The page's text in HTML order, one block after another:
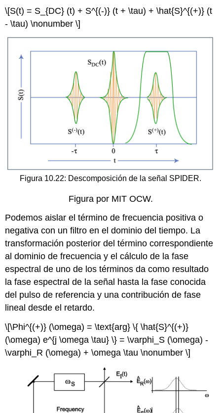
\[S(t) = S_{DC} (t) + S^{(-)} (t + \tau) + \hat{S}^{(+)} (t
- \tau) \nonumber \]
Figura 10.22: Descomposición de la señal SPIDER.
Figura por MIT OCW.
Podemos aislar el término de frecuencia positiva o
negativa con un filtro en el dominio del tiempo. La
transformación posterior del término correspondiente
al dominio de frecuencia y el cálculo de la fase
espectral de uno de los términos da como resultado
la fase espectral de la señal hasta la fase conocida
del pulso de referencia y una contribución de fase
lineal desde el retardo.
\[\Phi^{(+)} (\omega) = \text{arg} \{ \hat{S}^{(+)}
(\omega) e^{j \omega \tau} \} = \varphi_S (\omega) -
\varphi_R (\omega) + \omega \tau \nonumber \]